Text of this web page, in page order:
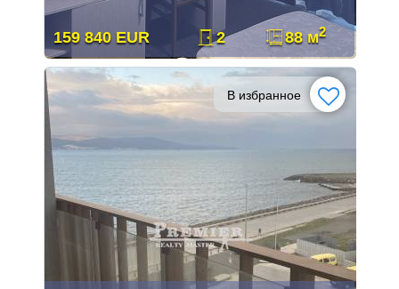
159 840 EUR 2 88 м2
В избранное